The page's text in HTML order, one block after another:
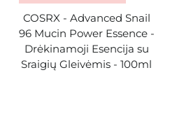
COSRX - Advanced Snail
96 Mucin Power Essence -
Drėkinamoji Esencija su
Sraigių Gleivėmis - 100ml